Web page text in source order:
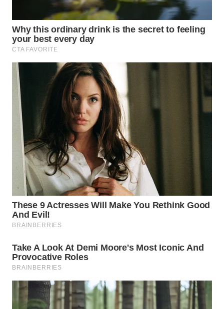
TAPANULI
UTARA
WN
SAMOSIR
PADANG
LAWAS
WN
SUMEDANG
WN
CIANJUR
WN
KEPULAUAN
WN
TANGERANG
WN
BINJAI